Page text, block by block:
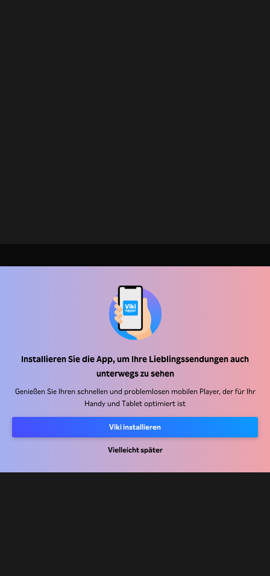
Installieren Sie die App, um Ihre Lieblingssendungen auch
unterwegs zu sehen
Genießen Sie Ihren schnellen und problemlosen mobilen Player, der für Ihr
Handy und Tablet optimiert ist
Viki installieren
Vielleicht später
Hilfe Center
Arbeiten Sie mit uns zusammen